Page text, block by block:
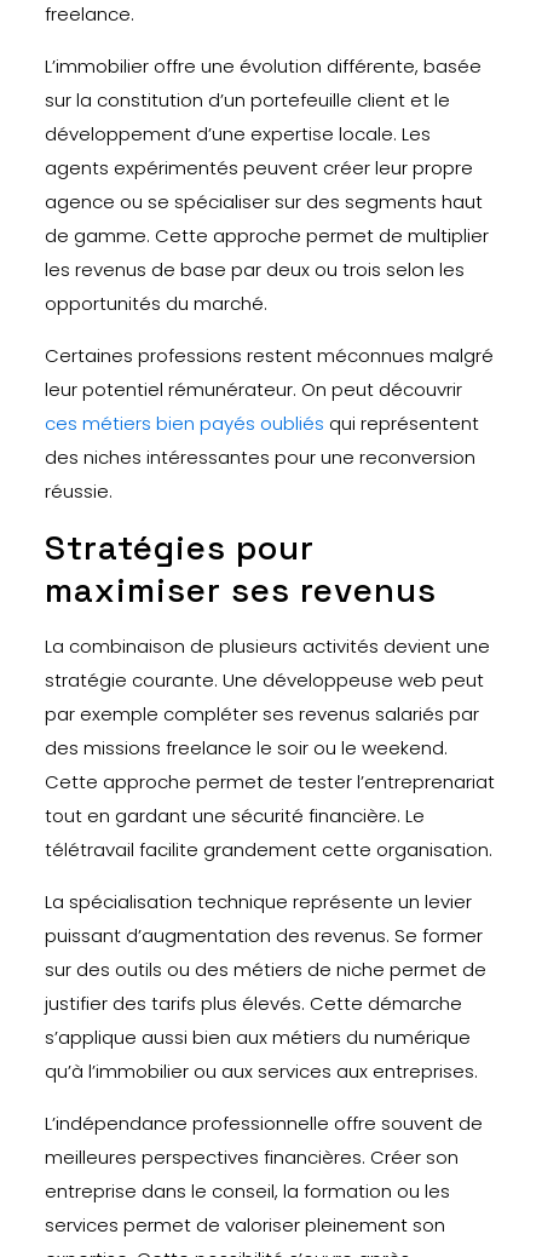
freelance.
L’immobilier offre une évolution différente, basée
sur la constitution d’un portefeuille client et le
développement d’une expertise locale. Les
agents expérimentés peuvent créer leur propre
agence ou se spécialiser sur des segments haut
de gamme. Cette approche permet de multiplier
les revenus de base par deux ou trois selon les
opportunités du marché.
Certaines professions restent méconnues malgré
leur potentiel rémunérateur. On peut découvrir
ces métiers bien payés oubliés qui représentent
des niches intéressantes pour une reconversion
réussie.
Stratégies pour
maximiser ses revenus
La combinaison de plusieurs activités devient une
stratégie courante. Une développeuse web peut
par exemple compléter ses revenus salariés par
des missions freelance le soir ou le weekend.
Cette approche permet de tester l’entreprenariat
tout en gardant une sécurité financière. Le
télétravail facilite grandement cette organisation.
La spécialisation technique représente un levier
puissant d’augmentation des revenus. Se former
sur des outils ou des métiers de niche permet de
justifier des tarifs plus élevés. Cette démarche
s’applique aussi bien aux métiers du numérique
qu’à l’immobilier ou aux services aux entreprises.
L’indépendance professionnelle offre souvent de
meilleures perspectives financières. Créer son
entreprise dans le conseil, la formation ou les
services permet de valoriser pleinement son